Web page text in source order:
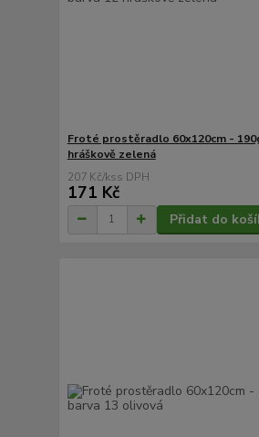
Froté prostěradlo 60x120cm -
hráškově zelená
207 Kč/ks
171 Kč
Přidat do